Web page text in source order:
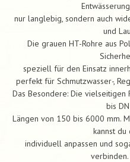
nur langlebig, sondern auch
und
Die grauen HT-Rohre aus
speziell für den Einsatz
perfekt für Schmutzwasser-,
Das Besondere: Die
bis
Längen von 150 bis 6000 mm.
kannst du
individuell anpassen und